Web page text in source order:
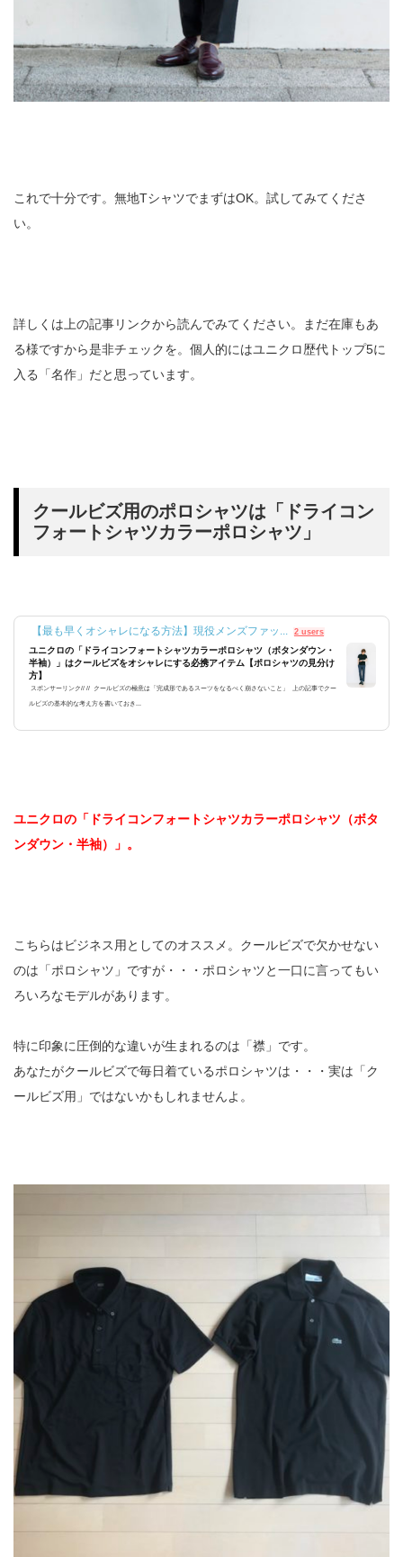
これで十分です。無地TシャツでまずはOK。試してみてくださ
い。
詳しくは上の記事リンクから読んでみてください。まだ在庫もあ
る様ですから是非チェックを。個人的にはユニクロ歴代トップ5に
入る「名作」だと思っています。
クールビズ用のポロシャツは「ドライコン
フォートシャツカラーポロシャツ」
【最も早くオシャレになる方法】現役メンズファッ... 2 users
ユニクロの「ドライコンフォートシャツカラーポロシャツ（ボタンダウン・
半袖）」はクールビズをオシャレにする必携アイテム【ポロシャツの見分け
方】
スポンサーリンク// // クールビズの極意は「完成形であるスーツをなるべく崩さないこと」 上の記事でクー
ルビズの基本的な考え方を書いておき...
ユニクロの「ドライコンフォートシャツカラーポロシャツ（ボタ
ンダウン・半袖）」。
こちらはビジネス用としてのオススメ。クールビズで欠かせない
のは「ポロシャツ」ですが・・・ポロシャツと一口に言ってもい
ろいろなモデルがあります。
特に印象に圧倒的な違いが生まれるのは「襟」です。
あなたがクールビズで毎日着ているポロシャツは・・・実は「ク
ールビズ用」ではないかもしれませんよ。